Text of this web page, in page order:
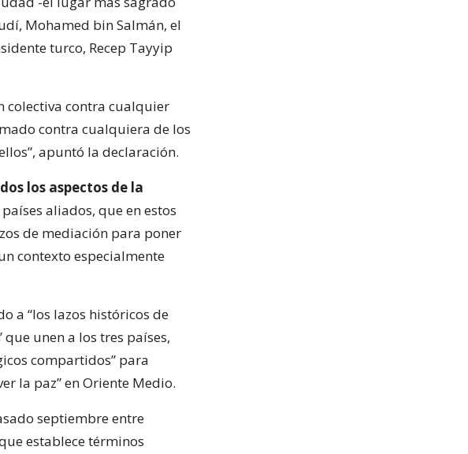
Mohamed bin Salmán, el
turco, Recep Tayyip
colectiva contra cualquier
contra cualquiera de los
apuntó la declaración.
los aspectos de la
aliados, que en estos
de mediación para poner
contexto especialmente
a “los lazos históricos de
unen a los tres países,
compartidos” para
la paz” en Oriente Medio.
septiembre entre
establece términos